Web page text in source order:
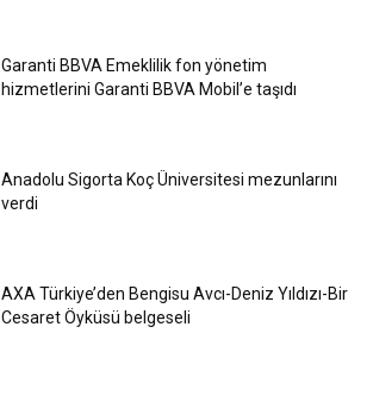
Garanti BBVA Emeklilik fon yönetim
hizmetlerini Garanti BBVA Mobil’e taşıdı
Anadolu Sigorta Koç Üniversitesi mezunlarını
verdi
AXA Türkiye’den Bengisu Avcı-Deniz Yıldızı-Bir
Cesaret Öyküsü belgeseli